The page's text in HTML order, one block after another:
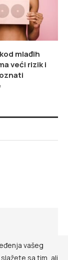
mlađih
veći rizik i
vašeg
sa tim, ali